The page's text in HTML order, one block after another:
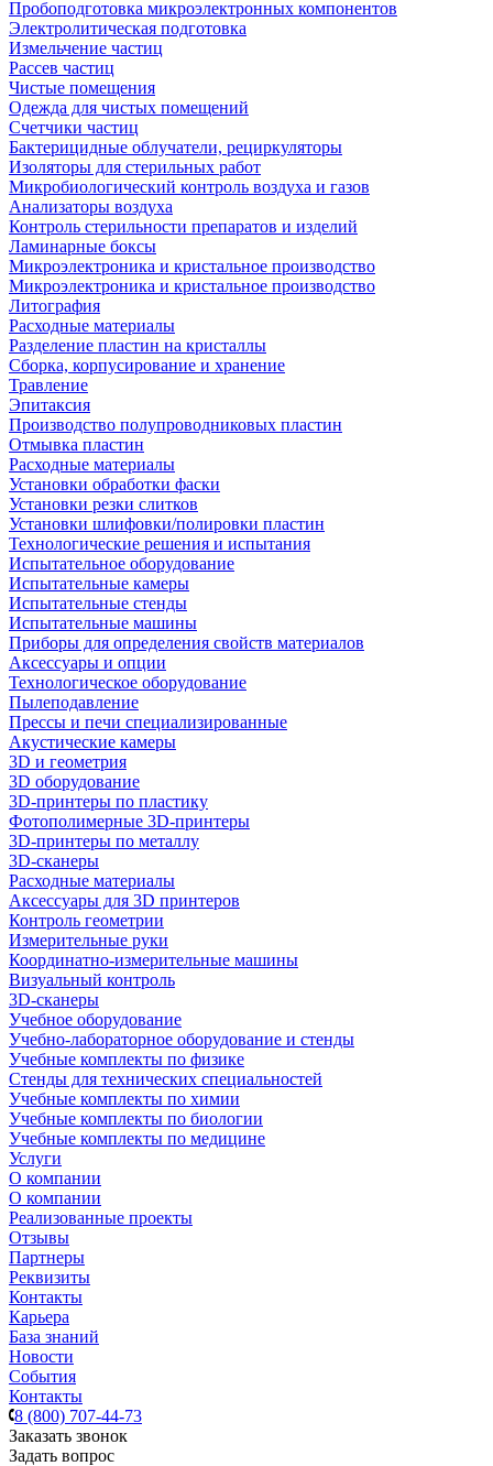
Пробоподготовка микроэлектронных компонентов
Электролитическая подготовка
Измельчение частиц
Рассев частиц
Чистые помещения
Одежда для чистых помещений
Счетчики частиц
Бактерицидные облучатели, рециркуляторы
Изоляторы для стерильных работ
Микробиологический контроль воздуха и газов
Анализаторы воздуха
Контроль стерильности препаратов и изделий
Ламинарные боксы
Микроэлектроника и кристальное производство
Микроэлектроника и кристальное производство
Литография
Расходные материалы
Разделение пластин на кристаллы
Сборка, корпусирование и хранение
Травление
Эпитаксия
Производство полупроводниковых пластин
Отмывка пластин
Расходные материалы
Установки обработки фаски
Установки резки слитков
Установки шлифовки/полировки пластин
Технологические решения и испытания
Испытательное оборудование
Испытательные камеры
Испытательные стенды
Испытательные машины
Приборы для определения свойств материалов
Аксессуары и опции
Технологическое оборудование
Пылеподавление
Прессы и печи специализированные
Акустические камеры
3D и геометрия
3D оборудование
3D-принтеры по пластику
Фотополимерные 3D-принтеры
3D-принтеры по металлу
3D-сканеры
Расходные материалы
Аксессуары для 3D принтеров
Контроль геометрии
Измерительные руки
Координатно-измерительные машины
Визуальный контроль
3D-сканеры
Учебное оборудование
Учебно-лабораторное оборудование и стенды
Учебные комплекты по физике
Стенды для технических специальностей
Учебные комплекты по химии
Учебные комплекты по биологии
Учебные комплекты по медицине
Услуги
О компании
О компании
Реализованные проекты
Отзывы
Партнеры
Реквизиты
Контакты
Карьера
База знаний
Новости
События
Контакты
8 (800) 707-44-73
Заказать звонок
Задать вопрос